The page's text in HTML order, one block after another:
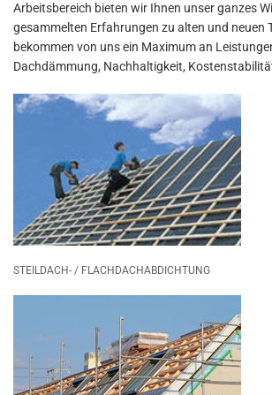
Arbeitsbereich bieten wir Ihnen unser ganzes
gesammelten Erfahrungen zu alten und neuen
bekommen von uns ein Maximum an
Dachdämmung, Nachhaltigkeit,
STEILDACH- / FLACHDACHABDICHTUNG